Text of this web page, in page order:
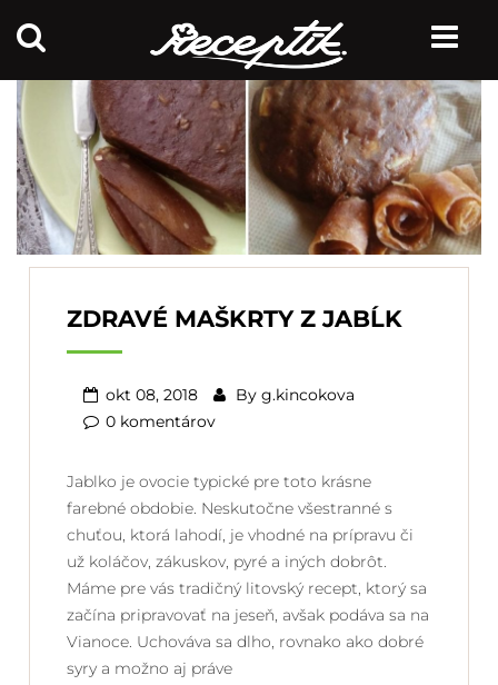
ZDRAVÉ MAŠKRTY Z JABĹK
okt 08, 2018 By g.kincokova
0 komentárov
Jablko je ovocie typické pre toto krásne
farebné obdobie. Neskutočne všestranné s
chuťou, ktorá lahodí, je vhodné na prípravu či
už koláčov, zákuskov, pyré a iných dobrôt.
Máme pre vás tradičný litovský recept, ktorý sa
začína pripravovať na jeseň, avšak podáva sa na
Vianoce. Uchováva sa dlho, rovnako ako dobré
syry a možno aj práve